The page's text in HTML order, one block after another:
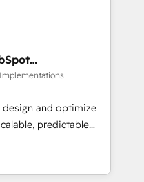
us to
growth, revops,
on EMEA - USA
and optimize
predictable
RevOps
execution - building